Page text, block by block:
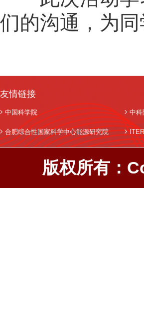
们的沟通，为
友情链接
中国科学院 中科
合肥综合性国家科学中心能源研究院
版权所有：